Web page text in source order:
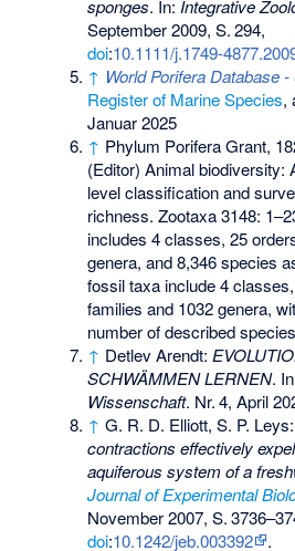
sponges. In:Integrative
September 2009,S.294,
doi:10.1111/j.1749-
↑ World Porifera Database
Register of Marine Species,
Januar 2025
↑ Phylum Porifera Grant,
(Editor) Animal biodiversity:
level classification and
richness. Zootaxa 3148:
includes 4 classes, 25
genera, and 8,346 species
fossil taxa include 4
families and 1032 genera,
number of described
↑ Detlev Arendt:
SCHWÄMMEN LERNEN.
Wissenschaft. Nr.4, April
↑ G. R. D. Elliott, S. P. Leys:
contractions effectively
aquiferous system of a
Journal of Experimental
November 2007,S.
doi:10.1242/jeb.003392
.